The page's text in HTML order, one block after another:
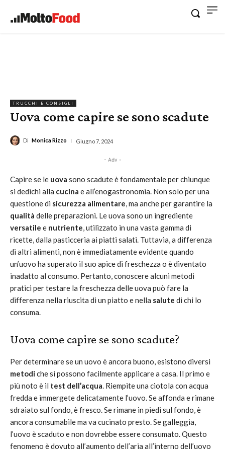
TRUCCHI E CONSIGLI
Uova come capire se sono scadute
Di Monica Rizzo Giugno 7, 2024
- Adv -
Capire se le uova sono scadute è fondamentale per chiunque
si dedichi alla cucina e all’enogastronomia. Non solo per una
questione di sicurezza alimentare, ma anche per garantire la
qualità delle preparazioni. Le uova sono un ingrediente
versatile e nutriente, utilizzato in una vasta gamma di
ricette, dalla pasticceria ai piatti salati. Tuttavia, a differenza
di altri alimenti, non è immediatamente evidente quando
un’uovo ha superato il suo apice di freschezza o è diventato
inadatto al consumo. Pertanto, conoscere alcuni metodi
pratici per testare la freschezza delle uova può fare la
differenza nella riuscita di un piatto e nella salute di chi lo
consuma.
Uova come capire se sono scadute?
Per determinare se un uovo è ancora buono, esistono diversi
metodiche si possono facilmente applicare a casa. Il primo e
più noto è il test dell’acqua. Riempite una ciotola con acqua
fredda e immergete delicatamente l’uovo. Se affonda e rimane
sdraiato sul fondo, è fresco. Se rimane in piedi sul fondo, è
ancora consumabile ma va cucinato presto. Se galleggia,
l’uovo è scaduto e non dovrebbe essere consumato. Questo
fenomeno è dovuto all’aumento dell’aria all’interno dell’uovo